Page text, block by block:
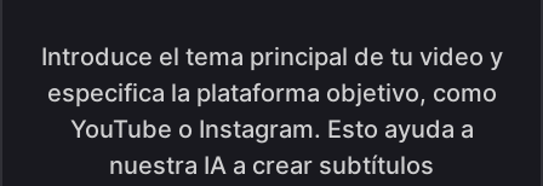
Introduce el tema principal de tu video y
especifica la plataforma objetivo, como
YouTube o Instagram. Esto ayuda a
nuestra IA a crear subtítulos